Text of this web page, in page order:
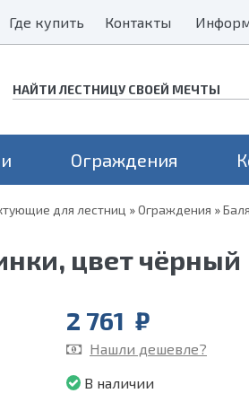
Где купить
Где купить Контакты
Контакты
2 косоурах
Прямые лестницы
Г-образные
Ограждения
для лестниц »Ограждения »
цвет чёрный
2 761 ₽
Нашли дешевле?
В наличии